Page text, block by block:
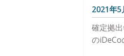
2021年
確定拠
のiDeCo